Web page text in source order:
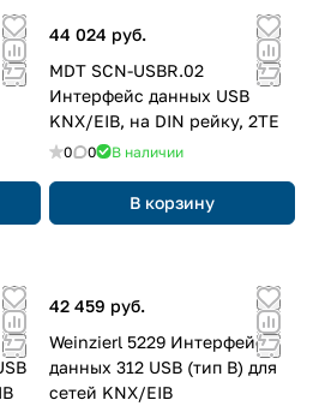
44 024 руб.
MDT SCN-USBR.02
Интерфейс данных USB
KNX/EIB, на DIN рейку, 2TE
0 0 В наличии
В корзину
42 459 руб.
Weinzierl 5229 Интерфейс
данных 312 USB (тип B) для
сетей KNX/EIB